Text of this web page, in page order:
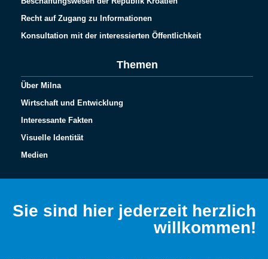
Recht auf Zugang zu Informationen
Konsultation mit der interessierten Öffentlichkeit
Themen
Über Milna
Wirtschaft und Entwicklung
Interessante Fakten
Visuelle Identität
Medien
Sie sind hier jederzeit herzlich
willkommen!